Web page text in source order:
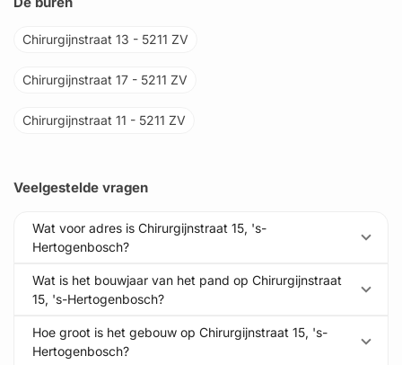
Chirurgijnstraat 13 - 5211 ZV
Chirurgijnstraat 17 - 5211 ZV
Chirurgijnstraat 11 - 5211 ZV
Veelgestelde vragen
Wat voor adres is Chirurgijnstraat 15, 's-
Hertogenbosch?
Wat is het bouwjaar van het pand op Chirurgijnstraat
15, 's-Hertogenbosch?
Hoe groot is het gebouw op Chirurgijnstraat 15, 's-
Hertogenbosch?